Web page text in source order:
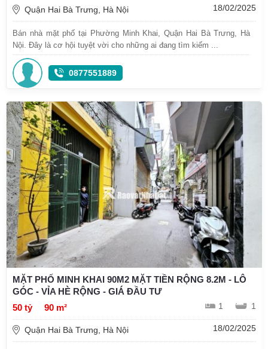
Quận Hai Bà Trưng, Hà Nội 18/02/2025
Bán nhà mặt phố tại Phường Minh Khai, Quận Hai Bà Trưng, Hà
Nội. Đây là cơ hội tuyệt vời cho những ai đang tìm kiếm ...
0877551889
MẶT PHỐ MINH KHAI 90M2 MẶT TIỀN RỘNG 8.2M - LÔ
GÓC - VỈA HÈ RỘNG - GIÁ ĐẦU TƯ
50 tỷ
90 m² 1 1
Quận Hai Bà Trưng, Hà Nội 18/02/2025